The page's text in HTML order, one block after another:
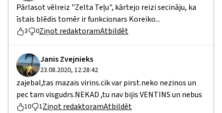
Pārlasot vēlreiz "Zelta Teļu", kārtejo reizi secināju, ka
īstais blēdis tomēr ir funkcionars Koreiko...
3 0Ziņot redaktoramAtbildēt
Janis Zvejnieks
23.08.2020, 12:28:42
zajebal,tas mazais virins.cik var pirst.neko nezinos un
pec tam visgudrs.NEKAD ,tu nav bijis VENTINS un nebus
10 1Ziņot redaktoramAtbildēt